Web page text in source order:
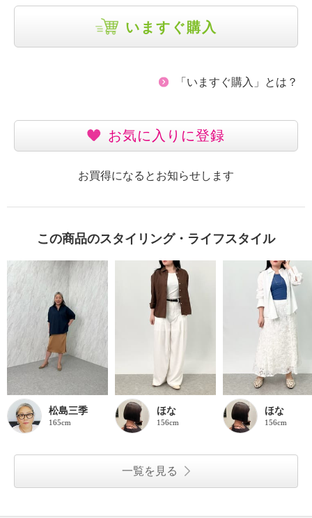
いますぐ購入
「いますぐ購入」とは？
お気に入りに登録
お買得になるとお知らせします
この商品のスタイリング・ライフスタイル
松島三季
165cm
ほな
156cm
ほな
156cm
一覧を見る